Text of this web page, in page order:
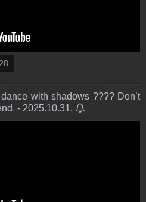
with shadows ???? Don’t
- 2025.10.31.